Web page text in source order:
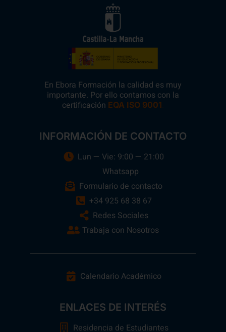
En Ebora Formación la calidad es muy
importante. Por ello contamos con la
certificación EQA ISO 9001
INFORMACIÓN DE CONTACTO
Lun — Vie: 9:00 — 21:00
Whatsapp
Formulario de contacto
+34 925 68 38 67
Redes Sociales
Trabaja con Nosotros
Calendario Académico
ENLACES DE INTERÉS
Residencia de Estudiantes